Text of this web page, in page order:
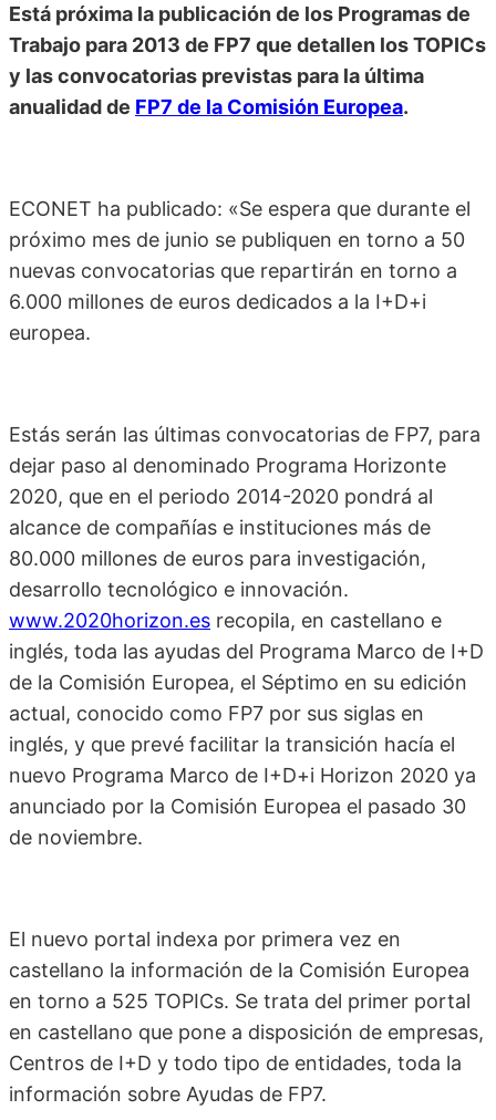
Está próxima la publicación de los Programas de
Trabajo para 2013 de FP7 que detallen los TOPICs
y las convocatorias previstas para la última
anualidad de FP7 de la Comisión Europea.
ECONET ha publicado: «Se espera que durante el
próximo mes de junio se publiquen en torno a 50
nuevas convocatorias que repartirán en torno a
6.000 millones de euros dedicados a la I+D+i
europea.
Estás serán las últimas convocatorias de FP7, para
dejar paso al denominado Programa Horizonte
2020, que en el periodo 2014-2020 pondrá al
alcance de compañías e instituciones más de
80.000 millones de euros para investigación,
desarrollo tecnológico e innovación.
www.2020horizon.es recopila, en castellano e
inglés, toda las ayudas del Programa Marco de I+D
de la Comisión Europea, el Séptimo en su edición
actual, conocido como FP7 por sus siglas en
inglés, y que prevé facilitar la transición hacía el
nuevo Programa Marco de I+D+i Horizon 2020 ya
anunciado por la Comisión Europea el pasado 30
de noviembre.
El nuevo portal indexa por primera vez en
castellano la información de la Comisión Europea
en torno a 525 TOPICs. Se trata del primer portal
en castellano que pone a disposición de empresas,
Centros de I+D y todo tipo de entidades, toda la
información sobre Ayudas de FP7.